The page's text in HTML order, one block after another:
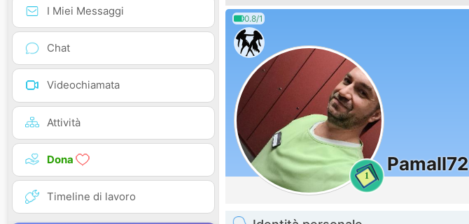
I Miei Messaggi
Chat
Videochiamata
Attività
Dona
Timeline di lavoro
0.8/1
1
Pamall72